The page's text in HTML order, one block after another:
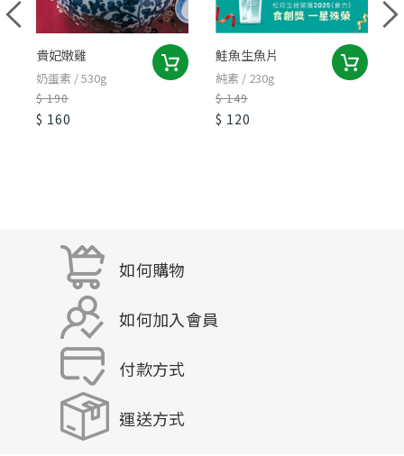
貴妃嫩雞
奶蛋素 / 530g
$ 190
$ 160
鮭魚生魚片
純素 / 230g
$ 149
$ 120
如何購物
如何加入會員
付款方式
運送方式